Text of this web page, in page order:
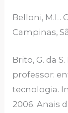
Belloni, M.L.
Campinas,
Brito, G. da
professor:
tecnologia.
2006. Anais